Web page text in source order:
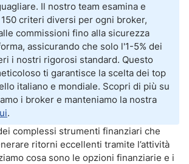
Il nostro team esamina e
criteri diversi per ogni broker,
commissioni fino alla sicurezza
assicurando che solo l'1-5% dei
i nostri rigorosi standard. Questo
ti garantisce la scelta dei top
italiano e mondiale. Scopri di più su
i broker e manteniamo la nostra
.
complessi strumenti finanziari che
ritorni eccellenti tramite l’attività
cosa sono le opzioni finanziarie e i